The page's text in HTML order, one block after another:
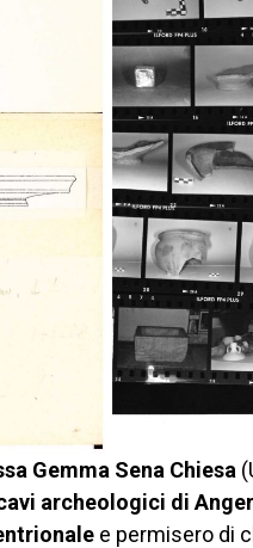
Gemma Sena Chiesa
archeologici di
e permisero di